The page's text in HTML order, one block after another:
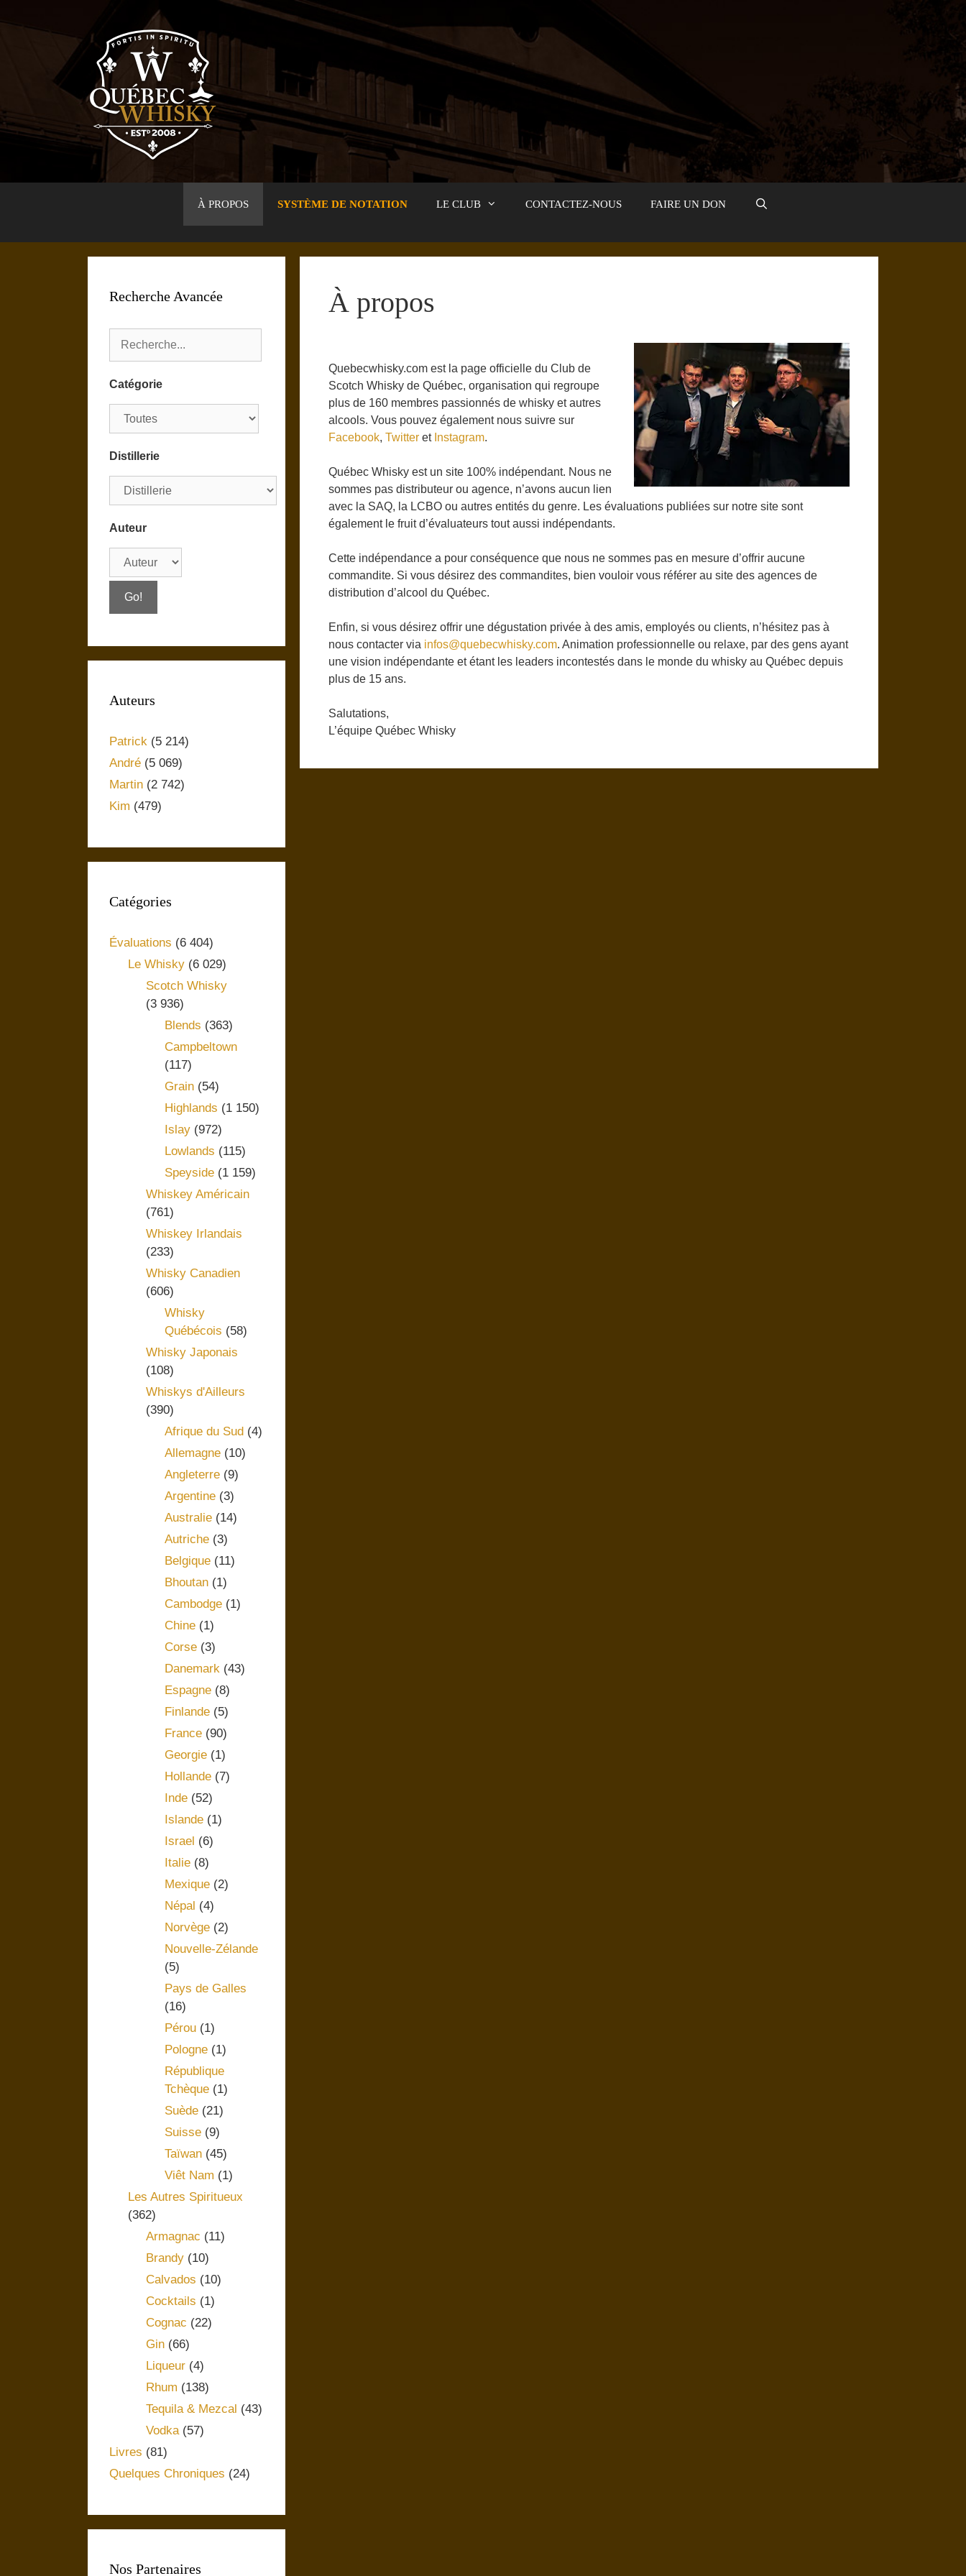
au
À PROPOS SYSTÈME DE NOTATION LE CLUB CONTACTEZ-NOUS FAIRE UN DON
À propos
Quebecwhisky.com est la page officielle du Club de
Scotch Whisky de Québec, organisation qui regroupe
plus de 160 membres passionnés de whisky et autres
alcools. Vous pouvez également nous suivre sur
Facebook, Twitter et Instagram.
Québec Whisky est un site 100% indépendant. Nous ne
sommes pas distributeur ou agence, n’avons aucun lien
avec la SAQ, la LCBO ou autres entités du genre. Les évaluations publiées sur notre site sont
également le fruit d’évaluateurs tout aussi indépendants.
Cette indépendance a pour conséquence que nous ne sommes pas en mesure d’offrir aucune
commandite. Si vous désirez des commandites, bien vouloir vous référer au site des agences de
distribution d’alcool du Québec.
Enfin, si vous désirez offrir une dégustation privée à des amis, employés ou clients, n’hésitez pas à
nous contacter via infos@quebecwhisky.com. Animation professionnelle ou relaxe, par des gens ayant
une vision indépendante et étant les leaders incontestés dans le monde du whisky au Québec depuis
plus de 15 ans.
Salutations,
L’équipe Québec Whisky
Recherche Avancée
Catégorie
Distillerie
Auteur
Auteurs
Patrick (5 214)
André (5 069)
Martin (2 742)
Kim (479)
Catégories
Évaluations (6 404)
Le Whisky(6 029)
Scotch Whisky
(3 936)
Blends (363)
Campbeltown
(117)
Grain(54)
Highlands (1 150)
Islay(972)
Lowlands (115)
Speyside(1 159)
Whiskey Américain
(761)
Whiskey Irlandais
(233)
Whisky Canadien
(606)
Whisky
Québécois (58)
Whisky Japonais
(108)
Whiskys d'Ailleurs
(390)
Afrique du Sud(4)
Allemagne(10)
Angleterre(9)
Argentine(3)
Australie(14)
Autriche(3)
Belgique(11)
Bhoutan(1)
Cambodge(1)
Chine(1)
Corse(3)
Danemark (43)
Espagne(8)
Finlande(5)
France(90)
Georgie(1)
Hollande(7)
Inde(52)
Islande(1)
Israel (6)
Italie(8)
Mexique(2)
Népal (4)
Norvège(2)
Nouvelle-Zélande
(5)
Pays de Galles
(16)
Pérou(1)
Pologne(1)
République
Tchèque(1)
Suède(21)
Suisse(9)
Taïwan(45)
Viêt Nam (1)
Les Autres Spiritueux
(362)
Armagnac (11)
Brandy (10)
Calvados (10)
Cocktails (1)
Cognac (22)
Gin (66)
Liqueur (4)
Rhum (138)
Tequila & Mezcal (43)
Vodka (57)
Livres (81)
Quelques Chroniques (24)
Nos Partenaires